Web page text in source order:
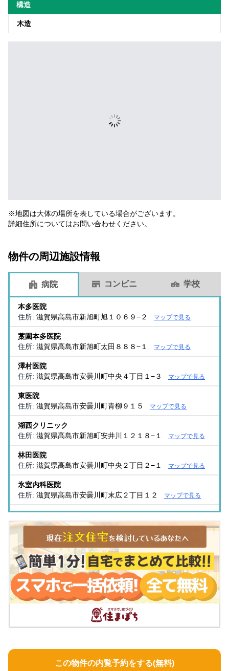
構造
木造
※地図は大体の場所を表している場合がございます。
詳細住所についてはお問い合わせください。
物件の周辺施設情報
病院 コンビニ 学校
本多医院
住所: 滋賀県高島市新旭町旭１０６９−２ マップで見る
藁園本多医院
住所: 滋賀県高島市新旭町太田８８８−１ マップで見る
澤村医院
住所: 滋賀県高島市安曇川町中央４丁目１−３ マップで見る
東医院
住所: 滋賀県高島市安曇川町青柳９１５ マップで見る
湖西クリニック
住所: 滋賀県高島市新旭町安井川１２１８−１ マップで見る
林田医院
住所: 滋賀県高島市安曇川町中央２丁目２−１ マップで見る
氷室内科医院
住所: 滋賀県高島市安曇川町末広２丁目１２ マップで見る
片岡クリニック
住所:滋賀県高島市新旭町新庄９８９−４ マップで見る
澤村クリニック
住所:滋賀県高島市新旭町旭１丁目７−１ マップで見る
あいりんクリニック
住所:滋賀県高島市今津町中沼１丁目５−６ マップで見る
みやもと整形外科クリニック
滋賀県高島市安曇川町中央３丁目２−２２
この物件の内覧予約をする(無料)